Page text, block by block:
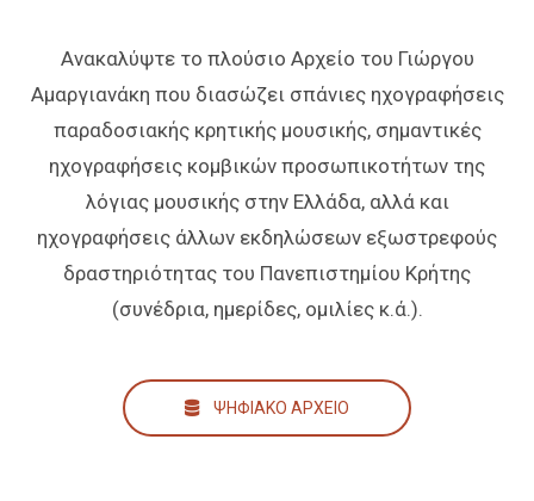
Ανακαλύψτε το πλούσιο Αρχείο του Γιώργου
Αμαργιανάκη που διασώζει σπάνιες ηχογραφήσεις
παραδοσιακής κρητικής μουσικής, σημαντικές
ηχογραφήσεις κομβικών προσωπικοτήτων της
λόγιας μουσικής στην Ελλάδα, αλλά και
ηχογραφήσεις άλλων εκδηλώσεων εξωστρεφούς
δραστηριότητας του Πανεπιστημίου Κρήτης
(συνέδρια, ημερίδες, ομιλίες κ.ά.).
ΨΗΦΙΑΚΟ ΑΡΧΕΙΟ